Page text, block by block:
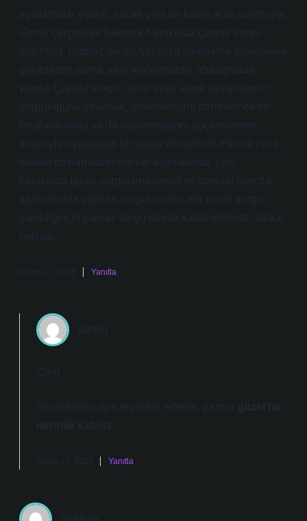
açıklamalar yeterli, ancak yeni bir bakış açısı sunmuyor.
Genel çerçeveye bakınca Karakolda çapraz sorgu
yapılmaz. Çapraz sorgu, yalnızca yargılama aşamasına
geçildikten sonra, yani mahkemede, “duruşmada”
yapılır. Çapraz sorgu , tanık veya sanık beyanlarının
doğruluğunu sınamak, güvenilirliğini denetlemek ve
tarafların iddia ya da savunmalarını güçlendirmek
amacıyla uygulanan bir sorgu yöntemidir. Henüz ceza
davası başlamadan önceki aşamalarda, yani,
karakolda (polis sorgulamasında) ve sonraki savcılık
aşamasında yapılan sorgulamalar, tek taraflı sorgu
yapıldığı için çapraz sorgu olarak kabul edilmez. dikkat
çekiyor.
Nisan 17, 2026 Yanıtla
admin
Can!
Yorumlarınız için teşekkür ederim, yazıya güzel bir
derinlik kattınız.
Nisan 17, 2026 Yanıtla
Gökhan